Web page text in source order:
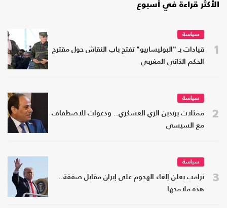
الأكثر قراءة في أسبوع
1
سياسة
قيادات بـ "البوليساريو" تفتح باب النقاش حول مقترح
الحكم الذاتي المغربي
2
سياسة
ممثلات يرتدين الزي العسكري.. ودعوات للاصطفاف
مع السيسي
3
سياسة
ترامب يعلن إلغاء الهجوم على إيران مقابل صفقة..
هذه ملامحها